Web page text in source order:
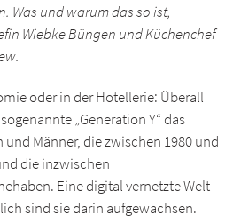
Was und warum das so ist,
Wiebke Büngen und Küchenchef
oder in der Hotellerie: Überall
„Generation Y“ das
und Männer, die zwischen 1980 und
die inzwischen
Eine digital vernetzte Welt
sind sie darin aufgewachsen.